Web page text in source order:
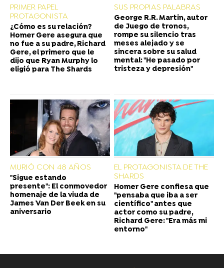
PRIMER PAPEL
PROTAGONISTA
¿Cómo es su relación?
Homer Gere asegura que
no fue a su padre, Richard
Gere, el primero que le
dijo que Ryan Murphy lo
eligió para The Shards
SUS PROPIAS PALABRAS
George R.R. Martin, autor
de Juego de tronos,
rompe su silencio tras
meses alejado y se
sincera sobre su salud
mental: "He pasado por
tristeza y depresión"
MURIÓ CON 48 AÑOS
"Sigue estando
presente": El conmovedor
homenaje de la viuda de
James Van Der Beek en su
aniversario
EL PROTAGONISTA DE THE
SHARDS
Homer Gere confiesa que
"pensaba que iba a ser
científico" antes que
actor como su padre,
Richard Gere: "Era más mi
entorno"